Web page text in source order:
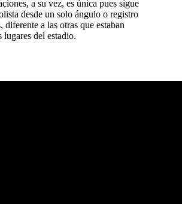
a su vez, es única pues sigue
desde un solo ángulo o registro
diferente a las otras que estaban
lugares del estadio.